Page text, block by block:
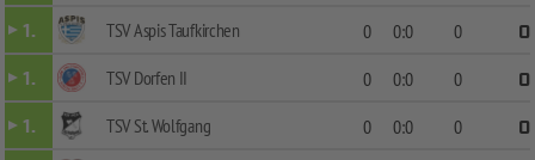
1.
TSV Aspis Taufkirchen 0 0:0 0
0
1.
TSV Dorfen II 0 0:0 0
0
1.
TSV St. Wolfgang 0 0:0 0
0